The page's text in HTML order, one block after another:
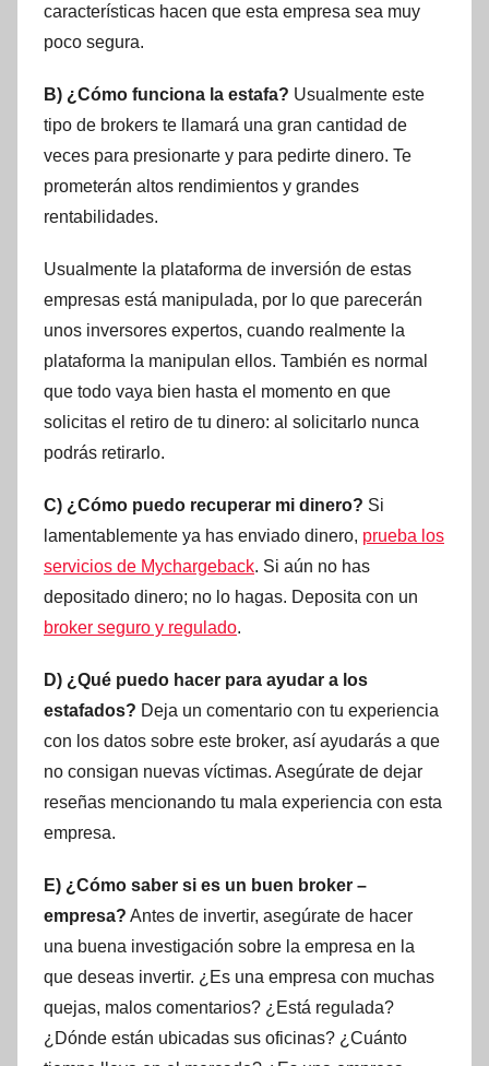
características hacen que esta empresa sea muy
poco segura.
B) ¿Cómo funciona la estafa? Usualmente este
tipo de brokers te llamará una gran cantidad de
veces para presionarte y para pedirte dinero. Te
prometerán altos rendimientos y grandes
rentabilidades.
Usualmente la plataforma de inversión de estas
empresas está manipulada, por lo que parecerán
unos inversores expertos, cuando realmente la
plataforma la manipulan ellos. También es normal
que todo vaya bien hasta el momento en que
solicitas el retiro de tu dinero: al solicitarlo nunca
podrás retirarlo.
C) ¿Cómo puedo recuperar mi dinero? Si
lamentablemente ya has enviado dinero, prueba los
servicios de Mychargeback. Si aún no has
depositado dinero; no lo hagas. Deposita con un
broker seguro y regulado.
D) ¿Qué puedo hacer para ayudar a los
estafados? Deja un comentario con tu experiencia
con los datos sobre este broker, así ayudarás a que
no consigan nuevas víctimas. Asegúrate de dejar
reseñas mencionando tu mala experiencia con esta
empresa.
E) ¿Cómo saber si es un buen broker –
empresa? Antes de invertir, asegúrate de hacer
una buena investigación sobre la empresa en la
que deseas invertir. ¿Es una empresa con muchas
quejas, malos comentarios? ¿Está regulada?
¿Dónde están ubicadas sus oficinas? ¿Cuánto